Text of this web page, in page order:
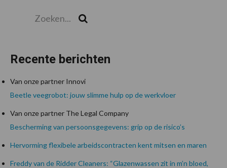
Recente berichten
Van onze partner Innovi
Beetle veegrobot: jouw slimme hulp op de werkvloer
Van onze partner The Legal Company
Bescherming van persoonsgegevens: grip op de risico’s
Hervorming flexibele arbeidscontracten kent mitsen en maren
Freddy van de Ridder Cleaners: “Glazenwassen zit in m’n bloed,